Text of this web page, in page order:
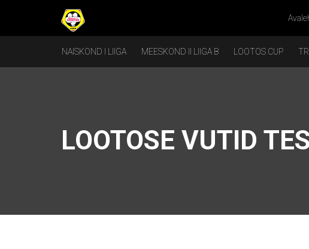
NAISKOND I LIIGA MEESKOND II LIIGA B LOOTOS CUP
LOOTOSE VUTID